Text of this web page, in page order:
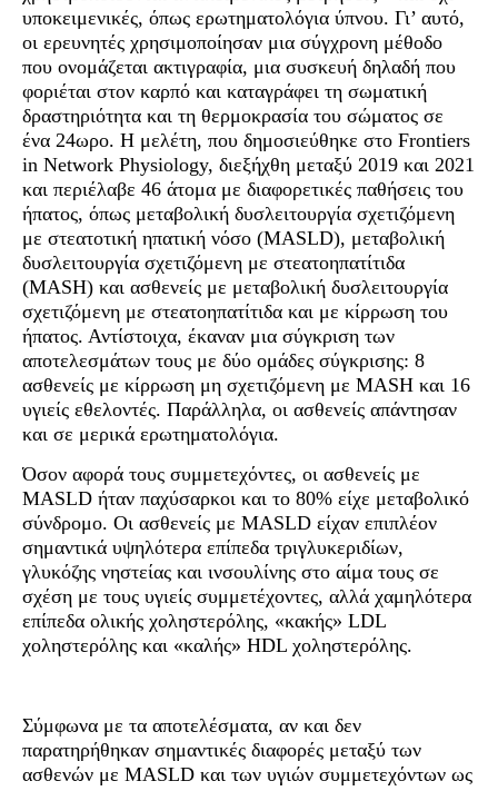
υποκειμενικές, όπως ερωτηματολόγια ύπνου. Γι’ αυτό,
οι ερευνητές χρησιμοποίησαν μια σύγχρονη μέθοδο
που ονομάζεται ακτιγραφία, μια συσκευή δηλαδή που
φοριέται στον καρπό και καταγράφει τη σωματική
δραστηριότητα και τη θερμοκρασία του σώματος σε
ένα 24ωρο. Η μελέτη, που δημοσιεύθηκε στο Frontiers
in Network Physiology, διεξήχθη μεταξύ 2019 και 2021
και περιέλαβε 46 άτομα με διαφορετικές παθήσεις του
ήπατος, όπως μεταβολική δυσλειτουργία σχετιζόμενη
με στεατοτική ηπατική νόσο (MASLD), μεταβολική
δυσλειτουργία σχετιζόμενη με στεατοηπατίτιδα
(MASH) και ασθενείς με μεταβολική δυσλειτουργία
σχετιζόμενη με στεατοηπατίτιδα και με κίρρωση του
ήπατος. Αντίστοιχα, έκαναν μια σύγκριση των
αποτελεσμάτων τους με δύο ομάδες σύγκρισης: 8
ασθενείς με κίρρωση μη σχετιζόμενη με MASH και 16
υγιείς εθελοντές. Παράλληλα, οι ασθενείς απάντησαν
και σε μερικά ερωτηματολόγια.
Όσον αφορά τους συμμετεχόντες, οι ασθενείς με
MASLD ήταν παχύσαρκοι και το 80% είχε μεταβολικό
σύνδρομο. Οι ασθενείς με MASLD είχαν επιπλέον
σημαντικά υψηλότερα επίπεδα τριγλυκεριδίων,
γλυκόζης νηστείας και ινσουλίνης στο αίμα τους σε
σχέση με τους υγιείς συμμετέχοντες, αλλά χαμηλότερα
επίπεδα ολικής χοληστερόλης, «κακής» LDL
χοληστερόλης και «καλής» HDL χοληστερόλης.
Σύμφωνα με τα αποτελέσματα, αν και δεν
παρατηρήθηκαν σημαντικές διαφορές μεταξύ των
ασθενών με MASLD και των υγιών συμμετεχόντων ως